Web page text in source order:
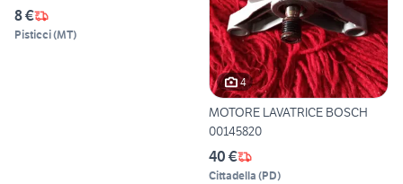
8 €
Pisticci(MT)
4
MOTORE LAVATRICE BOSCH
00145820
40 €
Cittadella (PD)